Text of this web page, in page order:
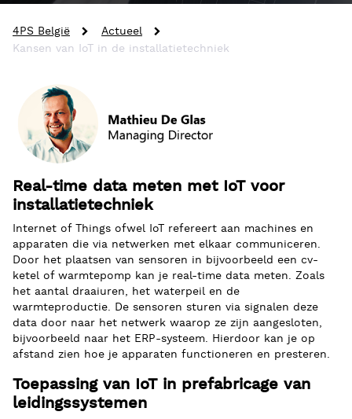
4PS België
Actueel
Kansen van IoT in de installatietechniek
Real-time data meten met IoT voor
installatietechniek
Internet of Things ofwel IoT refereert aan machines en
apparaten die via netwerken met elkaar communiceren.
Door het plaatsen van sensoren in bijvoorbeeld een cv-
ketel of warmtepomp kan je real-time data meten. Zoals
het aantal draaiuren, het waterpeil en de
warmteproductie. De sensoren sturen via signalen deze
data door naar het netwerk waarop ze zijn aangesloten,
bijvoorbeeld naar het ERP-systeem. Hierdoor kan je op
afstand zien hoe je apparaten functioneren en presteren.
Toepassing van IoT in prefabricage van
leidingssystemen